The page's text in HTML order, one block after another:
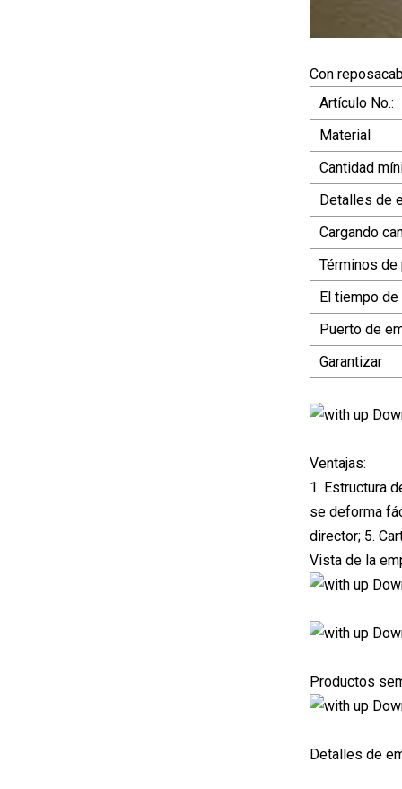
Con
Artículo No.:
Material
Cantidad
Detalles de
Cargando
Términos de
El tiempo de
Puerto de
Garantizar
Ventajas:
1. Estructura
se deforma
director; 5.
Vista de la
Productos
Detalles de